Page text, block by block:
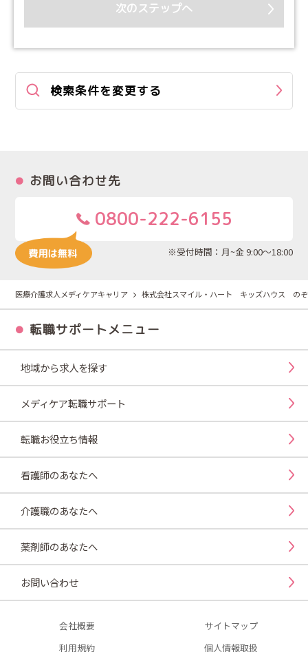
次のステップへ
検索条件を変更する
お問い合わせ先
0800-222-6155
※受付時間：月~金 9:00～18:00
医療介護求人メディケアキャリア 株式会社スマイル・ハート キッズハウス の
転職サポートメニュー
地域から求人を探す
メディケア転職サポート
転職お役立ち情報
看護師のあなたへ
介護職のあなたへ
薬剤師のあなたへ
お問い合わせ
会社概要
サイトマップ
利用規約
個人情報取扱